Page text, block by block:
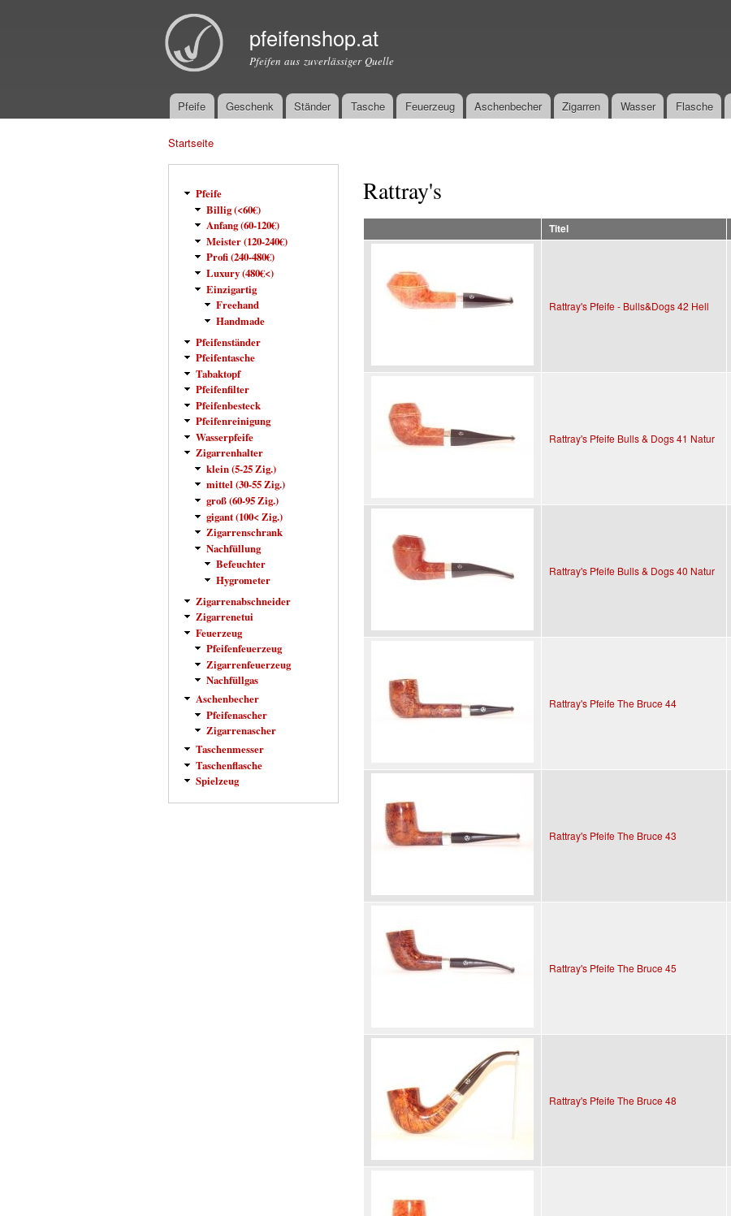
pfeifenshop.at
Pfeifen aus zuverlässiger Quelle
Hauptmenü
Pfeife Geschenk Ständer Tasche Feuerzeug Aschenbecher Zigarren Wasser Flasche
Startseite
Pfeife
Billig (<60€)
Anfang (60-120€)
Meister (120-240€)
Profi (240-480€)
Luxury (480€<)
Einzigartig
Freehand
Handmade
Pfeifenständer
Pfeifentasche
Tabaktopf
Pfeifenfilter
Pfeifenbesteck
Pfeifenreinigung
Wasserpfeife
Zigarrenhalter
klein (5-25 Zig.)
mittel (30-55 Zig.)
groß (60-95 Zig.)
gigant (100< Zig.)
Zigarrenschrank
Nachfüllung
Befeuchter
Hygrometer
Zigarrenabschneider
Zigarrenetui
Feuerzeug
Pfeifenfeuerzeug
Zigarrenfeuerzeug
Nachfüllgas
Aschenbecher
Pfeifenascher
Zigarrenascher
Taschenmesser
Taschenflasche
Spielzeug
Rattray's
Titel
Rattray's Pfeife - Bulls&Dogs 42 Hell
Rattray's Pfeife Bulls & Dogs 41 Natur
Rattray's Pfeife Bulls & Dogs 40 Natur
Rattray's Pfeife The Bruce 44
Rattray's Pfeife The Bruce 43
Rattray's Pfeife The Bruce 45
Rattray's Pfeife The Bruce 48